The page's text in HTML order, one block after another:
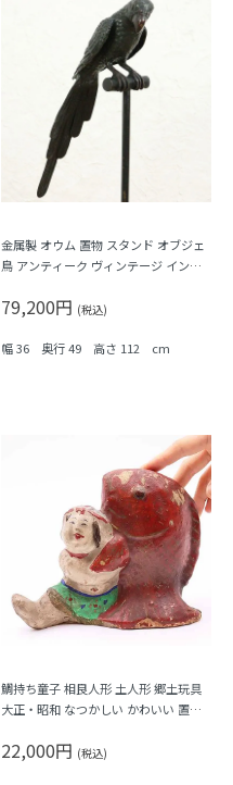
金属製 オウム 置物 スタンド オブジェ
鳥 アンティーク ヴィンテージ インテ
79,200円 (税込)
幅 36 奥行 49 高さ 112 cm
鯛持ち童子 相良人形 土人形 郷土玩具
大正・昭和 なつかしい かわいい 置物
22,000円 (税込)